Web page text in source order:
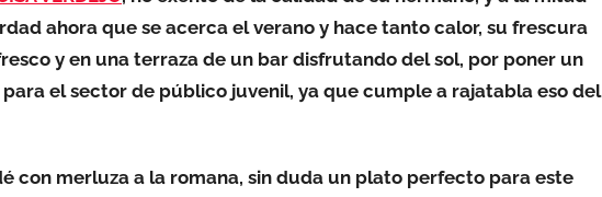
ahora que se acerca el verano y hace tanto calor, su frescura
y en una terraza de un bar disfrutando del sol, por poner un
el sector de público juvenil, ya que cumple a rajatabla eso del
con merluza a la romana, sin duda un plato perfecto para este